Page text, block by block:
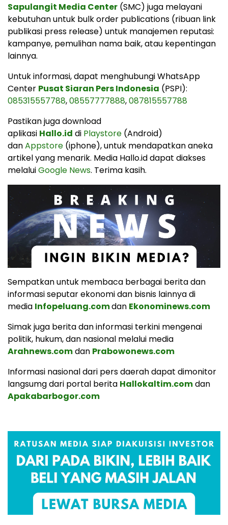
Sapulangit Media Center (SMC) juga melayani
kebutuhan untuk bulk order publications (ribuan link
publikasi press release) untuk manajemen reputasi:
kampanye, pemulihan nama baik, atau kepentingan
lainnya.
Untuk informasi, dapat menghubungi WhatsApp
Center Pusat Siaran Pers Indonesia (PSPI):
085315557788,08557777888,087815557788
Pastikan juga download
aplikasi Hallo.id di Playstore (Android)
danAppstore (iphone), untuk mendapatkan aneka
artikel yang menarik. Media Hallo.id dapat diakses
melaluiGoogle News. Terima kasih.
Sempatkan untuk membaca berbagai berita dan
informasi seputar ekonomi dan bisnis lainnya di
media Infopeluang.comdan Ekonominews.com
Simak juga berita dan informasi terkini mengenai
politik, hukum, dan nasional melalui media
Arahnews.comdan Prabowonews.com
Informasi nasional dari pers daerah dapat dimonitor
langsumg dari portal berita Hallokaltim.comdan
Apakabarbogor.com